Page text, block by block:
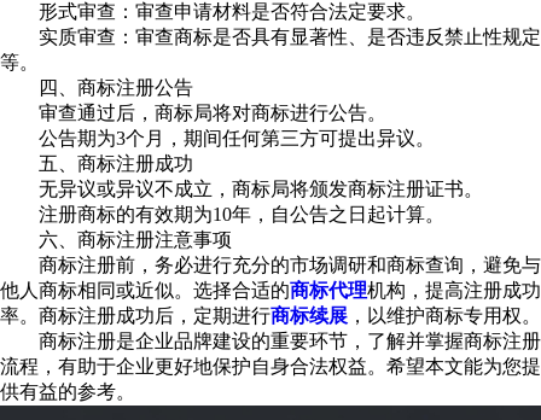
形式审查：审查申请材料是否符合法定要求。
实质审查：审查商标是否具有显著性、是否违反禁止性规定
等。
四、商标注册公告
审查通过后，商标局将对商标进行公告。
公告期为3个月，期间任何第三方可提出异议。
五、商标注册成功
无异议或异议不成立，商标局将颁发商标注册证书。
注册商标的有效期为10年，自公告之日起计算。
六、商标注册注意事项
商标注册前，务必进行充分的市场调研和商标查询，避免与
他人商标相同或近似。选择合适的商标代理机构，提高注册成功
率。商标注册成功后，定期进行商标续展 ，以维护商标专用权。
商标注册是企业品牌建设的重要环节，了解并掌握商标注册
流程，有助于企业更好地保护自身合法权益。希望本文能为您提
供有益的参考。